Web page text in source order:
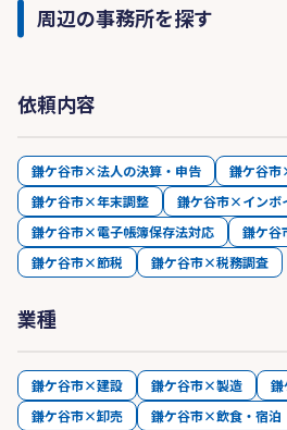
周辺の事務所を探す
依頼内容
鎌ケ谷市×法人の決算・申告
鎌ケ谷
鎌ケ谷市×年末調整
鎌ケ谷市×インボ
鎌ケ谷市×電子帳簿保存法対応
鎌ケ谷
鎌ケ谷市×節税
鎌ケ谷市×税務調査
業種
鎌ケ谷市×建設 鎌ケ谷市×製造
鎌ケ谷市×卸売
鎌ケ谷市×飲食・宿泊